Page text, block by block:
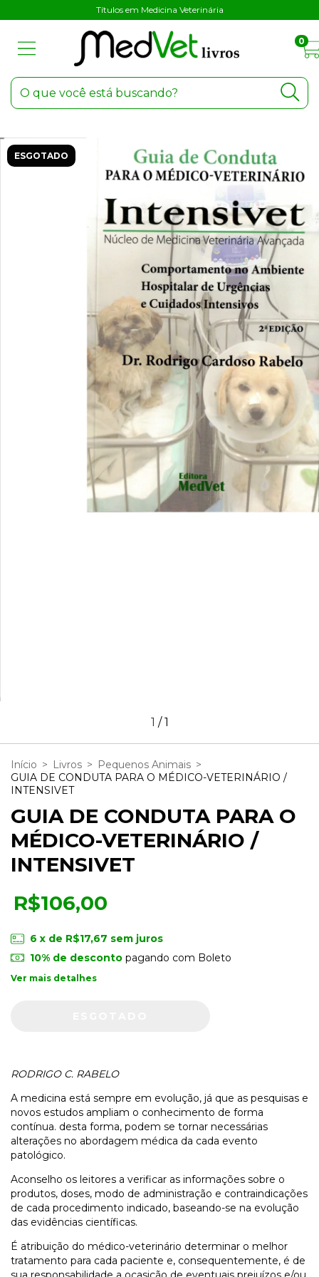
Títulos em Medicina Veterinária
0
ESGOTADO
1 /1
Início > Livros > Pequenos Animais >
GUIA DE CONDUTA PARA O MÉDICO-VETERINÁRIO /
INTENSIVET
GUIA DE CONDUTA PARA O
MÉDICO-VETERINÁRIO /
INTENSIVET
R$106,00
6 x de R$17,67 sem juros
10% de descontopagando com Boleto
Ver mais detalhes
RODRIGO C. RABELO
A medicina está sempre em evolução, já que as pesquisas e
novos estudos ampliam o conhecimento de forma
contínua. desta forma, podem se tornar necessárias
alterações no abordagem médica da cada evento
patológico.
Aconselho os leitores a verificar as informações sobre o
produtos, doses, modo de administração e contraindicações
de cada procedimento indicado, baseando-se na evolução
das evidências científicas.
É atribuição do médico-veterinário determinar o melhor
tratamento para cada paciente e, consequentemente, é de